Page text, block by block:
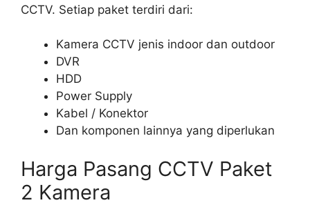
CCTV. Setiap paket terdiri dari:
Kamera CCTV jenis indoor dan outdoor
DVR
HDD
Power Supply
Kabel / Konektor
Dan komponen lainnya yang diperlukan
Harga Pasang CCTV Paket
2 Kamera